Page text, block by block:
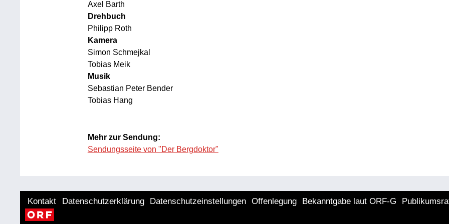
Axel Barth
Drehbuch
Philipp Roth
Kamera
Simon Schmejkal
Tobias Meik
Musik
Sebastian Peter Bender
Tobias Hang
Mehr zur Sendung:
Sendungsseite von "Der Bergdoktor"
Kontakt Datenschutzerklärung Datenschutzeinstellungen Offenlegung Bekanntgabe laut ORF-G